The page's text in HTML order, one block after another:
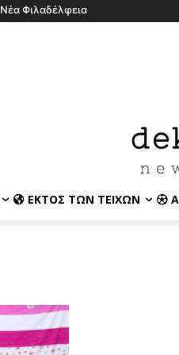
Νέα Φιλαδέλφεια
ΕΚΤΌΣ ΤΩΝ ΤΕΙΧΏΝ